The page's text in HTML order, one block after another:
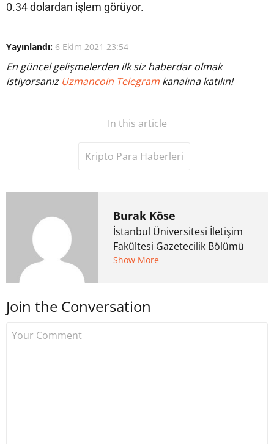
0.34 dolardan işlem görüyor.
Yayınlandı: 6 Ekim 2021 23:54
En güncel gelişmelerden ilk siz haberdar olmak
istiyorsanız Uzmancoin Telegram kanalına katılın!
In this article
Kripto Para Haberleri
Burak Köse
İstanbul Üniversitesi İletişim
Fakültesi Gazetecilik Bölümü
mezunu. 6 yıl ana akım
kurdu. 2017'nin Mayıs ayından
Show More
Join the Conversation